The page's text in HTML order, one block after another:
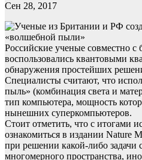
Сен 28, 2017
Российские ученые совместно с
воспользовались квантовыми
обнаружения простейших
Специалисты считают, что
пыль» (комбинация света и
тип компьютера, мощность
нынешних суперкомпьютеров.
Стоит отметить, что с итогами
ознакомиться в издании Nature
при решении какой-либо задачи
многомерного пространства,